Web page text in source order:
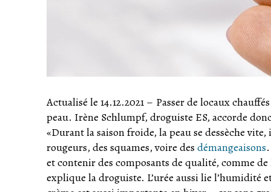
Actualisé le 14.12.2021 – Passer de locaux
peau. Irène Schlumpf, droguiste ES, accorde
«Durant la saison froide, la peau se dessèche
rougeurs, des squames, voire des démangeaisons
et contenir des composants de qualité, comme
explique la droguiste. L’urée aussi lie l’humidité